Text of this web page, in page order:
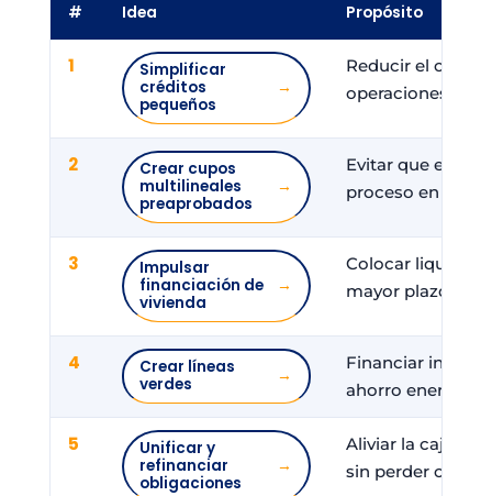
# Idea Propósito
1
Simplificar
créditos
pequeños
→
Reducir el costo
operaciones de
2
Crear cupos
multilineales
preaprobados
→
Evitar que el
proceso en cada
3
Impulsar
financiación de
vivienda
→
Colocar liquidez
mayor plazo y
4
Crear líneas
verdes
→
Financiar
ahorro
5
Unificar y
refinanciar
obligaciones
→
Aliviar la caja de
sin perder